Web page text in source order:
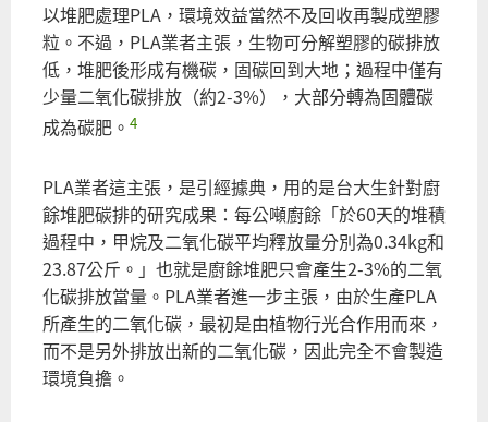
以堆肥處理PLA，環境效益當然不及回收再製成塑膠
粒。不過，PLA業者主張，生物可分解塑膠的碳排放
低，堆肥後形成有機碳，固碳回到大地；過程中僅有
少量二氧化碳排放（約2-3%），大部分轉為固體碳
成為碳肥。 4
PLA業者這主張，是引經據典，用的是台大生針對廚
餘堆肥碳排的研究成果：每公噸廚餘「於60天的堆積
過程中，甲烷及二氧化碳平均釋放量分別為0.34kg和
23.87公斤。」也就是廚餘堆肥只會產生2-3%的二氧
化碳排放當量。PLA業者進一步主張，由於生產PLA
所產生的二氧化碳，最初是由植物行光合作用而來，
而不是另外排放出新的二氧化碳，因此完全不會製造
環境負擔。